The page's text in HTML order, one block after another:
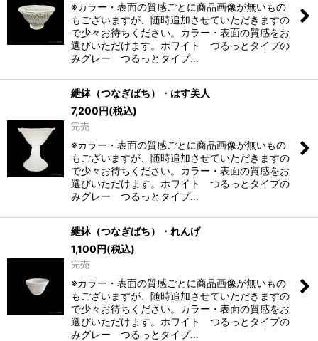
※カラー・表面の質感ごとに商品画像が無いもの
もございますが、随時追加させていただきますの
で少々お待ちください。カラー・表面の質感をお
選びいただけます。ホワイト つるっとタイプの
みグレー つるっとタイプ…
紲鉢（つなぎばち）・はす美人
7,200円(税込)
完売
※カラー・表面の質感ごとに商品画像が無いもの
もございますが、随時追加させていただきますの
で少々お待ちください。カラー・表面の質感をお
選びいただけます。ホワイト つるっとタイプの
みグレー つるっとタイプ…
紲鉢（つなぎばち）・れんげ
1,100円(税込)
完売
※カラー・表面の質感ごとに商品画像が無いもの
もございますが、随時追加させていただきますの
で少々お待ちください。カラー・表面の質感をお
選びいただけます。ホワイト つるっとタイプの
みグレー つるっとタイプ…